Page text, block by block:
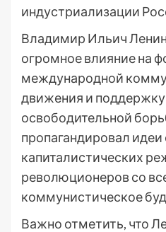
индустриализации
Владимир Ильич
огромное влияние на
международной
движения и
освободительной
пропагандировал
капиталистических
революционеров со
коммунистическое
Важно отметить, что